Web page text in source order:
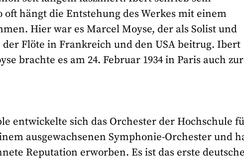
oft hängt die Entstehung des Werkes mit einem
Hier war es Marcel Moyse, der als Solist und
Flöte in Frankreich und den USA beitrug. Ibert
brachte es am 24. Februar 1934 in Paris auch zur
entwickelte sich das Orchester der Hochschule
ausgewachsenen Symphonie-Orchester und
Reputation erworben. Es ist das erste deutsche